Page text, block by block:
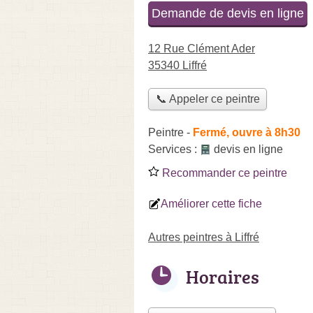
Demande de devis en ligne
12 Rue Clément Ader
35340 Liffré
📞 Appeler ce peintre
Peintre - Fermé, ouvre à 8h30
Services :
devis en ligne
Recommander ce peintre
Améliorer cette fiche
Autres peintres à Liffré
Horaires